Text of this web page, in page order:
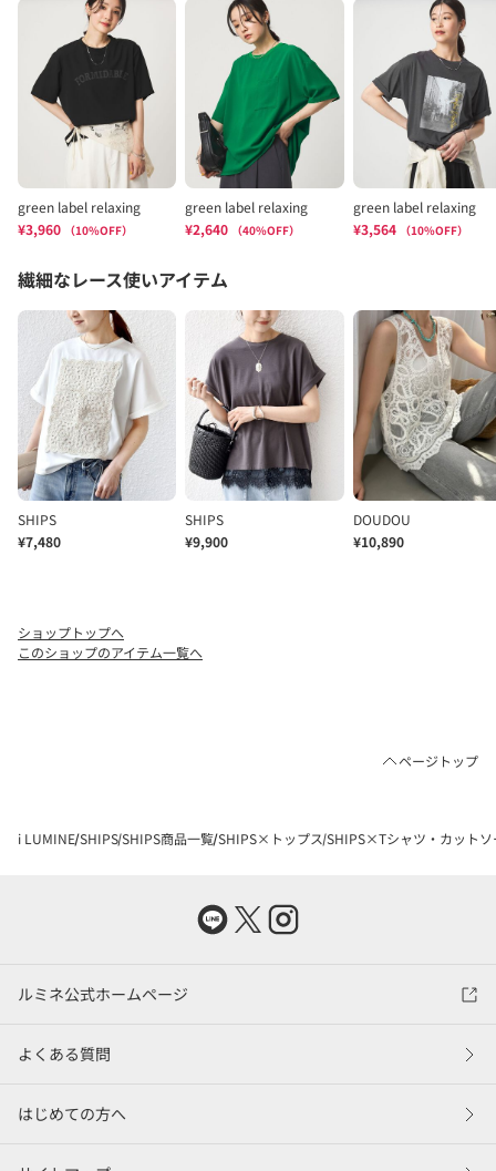
ショップトップへ
このショップのアイテム一覧へ
ページトップ
i LUMINE SHIPS SHIPS商品一覧 SHIPS×トップス SHIPS×Tシャツ・カットソ
ルミネ公式ホームページ
よくある質問
はじめての方へ